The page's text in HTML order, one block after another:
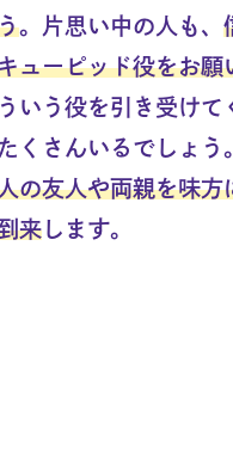
。片思い中の人も、
ューピッド役をお願
いう役を引き受けて
くさんいるでしょう
の友人や両親を味方
来します。